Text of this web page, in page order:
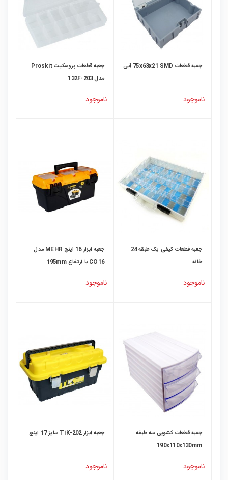
جعبه قطعات 75x63x21 SMD آبی
ناموجود
جعبه قطعات پروسکیت Proskit
مدل 203-132F
ناموجود
جعبه قطعات کیفی یک طبقه 24
خانه
ناموجود
جعبه ابزار 16 اینچ MEHR مدل
CO16 با ارتفاع 195mm
ناموجود
جعبه قطعات کشویی سه طبقه
190x110x130mm
ناموجود
جعبه ابزار TiK-202 سایز 17 اینچ
ناموجود